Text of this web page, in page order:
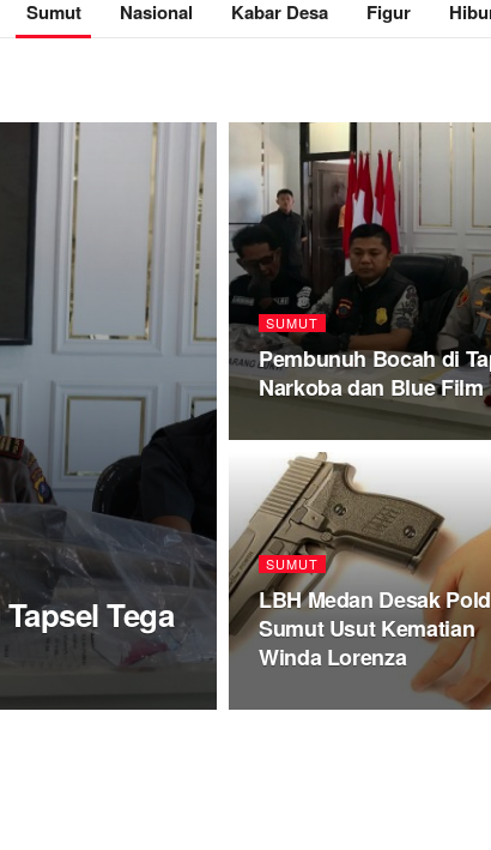
Sumut Nasional Kabar Desa Figur
Tega
SUMUT
Pembunuh Bocah di
Narkoba dan Blue Film
SUMUT
LBH Medan Desak
Sumut Usut Kematian
Winda Lorenza